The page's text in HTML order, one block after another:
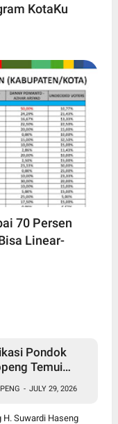
KotaKu
70 Persen
Linear-
Pondok
Temui
- JULY 29, 2026
H. Suwardi Haseng